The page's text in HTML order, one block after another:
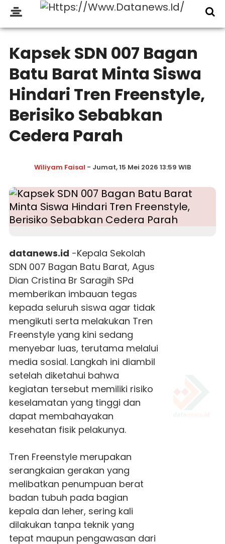
Kapsek SDN 007 Bagan
Batu Barat Minta Siswa
Hindari Tren Freenstyle,
Berisiko Sebabkan
Cedera Parah
Wiliyam Faisal - Jumat, 15 Mei 2026 13:59 WIB
datanews.id -Kepala Sekolah
SDN 007 Bagan Batu Barat, Agus
Dian Cristina Br Saragih SPd
memberikan imbauan tegas
kepada seluruh siswa agar tidak
mengikuti serta melakukan Tren
Freenstyle yang kini sedang
menyebar luas, terutama melalui
media sosial. Langkah ini diambil
setelah diketahui bahwa
kegiatan tersebut memiliki risiko
keselamatan yang tinggi dan
dapat membahayakan
kesehatan fisik pelakunya.
Tren Freenstyle merupakan
serangkaian gerakan yang
melibatkan penumpuan berat
badan tubuh pada bagian
kepala dan leher, sering kali
dilakukan tanpa teknik yang
tepat maupun pengawasan dari